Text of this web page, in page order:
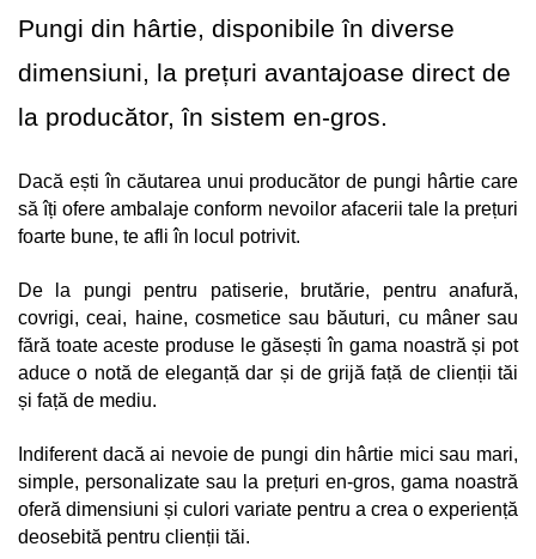
Pungi din hârtie, disponibile în diverse
dimensiuni, la prețuri avantajoase direct de
la producător, în sistem en-gros.
Dacă ești în căutarea unui producător de pungi hârtie care
să îți ofere ambalaje conform nevoilor afacerii tale la prețuri
foarte bune, te afli în locul potrivit.
De la pungi pentru patiserie, brutărie, pentru anafură,
covrigi, ceai, haine, cosmetice sau băuturi, cu mâner sau
fără toate aceste produse le găsești în gama noastră și pot
aduce o notă de eleganță dar și de grijă față de clienții tăi
și față de mediu.
Indiferent dacă ai nevoie de pungi din hârtie mici sau mari,
simple, personalizate sau la prețuri en-gros, gama noastră
oferă dimensiuni și culori variate pentru a crea o experiență
deosebită pentru clienții tăi.